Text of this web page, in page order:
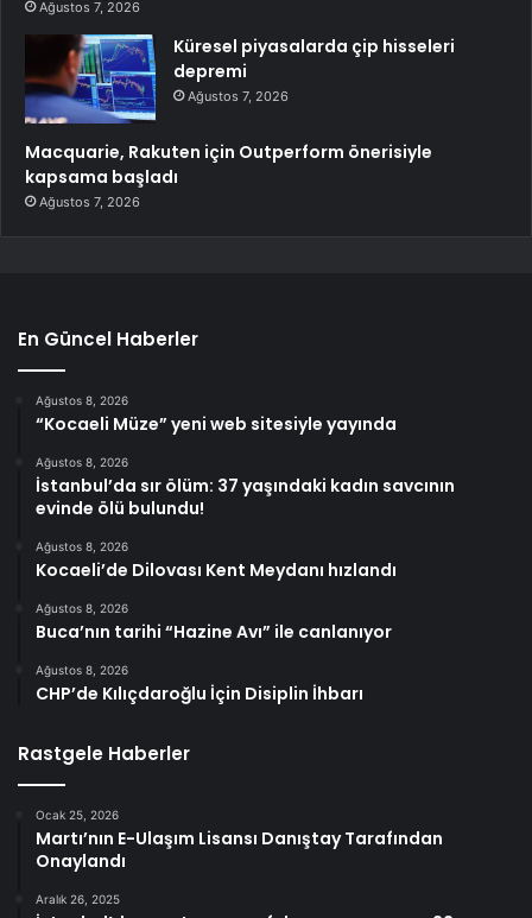
Ağustos 7, 2026
Küresel piyasalarda çip hisseleri
depremi
Ağustos 7, 2026
Macquarie, Rakuten için Outperform önerisiyle
kapsama başladı
Ağustos 7, 2026
En Güncel Haberler
Ağustos 8, 2026
“Kocaeli Müze” yeni web sitesiyle yayında
Ağustos 8, 2026
İstanbul’da sır ölüm: 37 yaşındaki kadın savcının
evinde ölü bulundu!
Ağustos 8, 2026
Kocaeli’de Dilovası Kent Meydanı hızlandı
Ağustos 8, 2026
Buca’nın tarihi “Hazine Avı” ile canlanıyor
Ağustos 8, 2026
CHP’de Kılıçdaroğlu İçin Disiplin İhbarı
Rastgele Haberler
Ocak 25, 2026
Martı’nın E-Ulaşım Lisansı Danıştay Tarafından
Onaylandı
Aralık 26, 2025